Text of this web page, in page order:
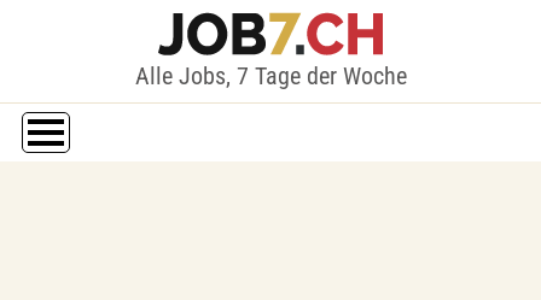
Alle Jobs, 7 Tage der Woche